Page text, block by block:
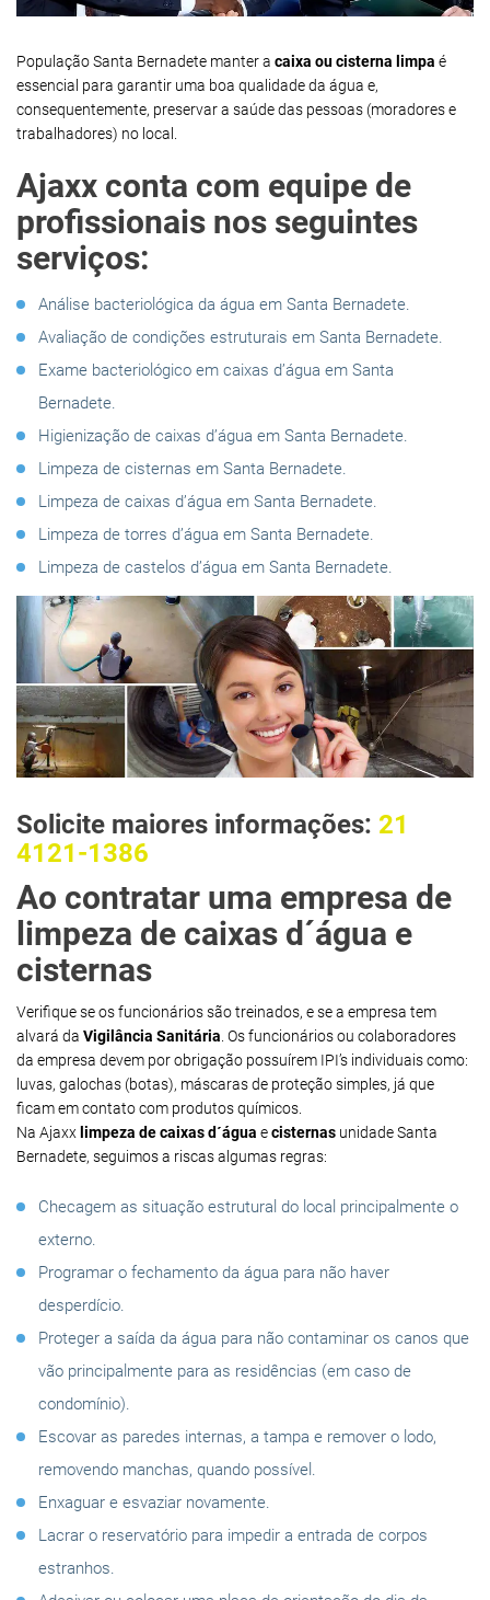
População Santa Bernadete manter a caixa ou cisterna limpa é
essencial para garantir uma boa qualidade da água e,
consequentemente, preservar a saúde das pessoas (moradores e
trabalhadores) no local.
Ajaxx conta com equipe de
profissionais nos seguintes
serviços:
Análise bacteriológica da água em Santa Bernadete.
Avaliação de condições estruturais em Santa Bernadete.
Exame bacteriológico em caixas d’água em Santa
Bernadete.
Higienização de caixas d’água em Santa Bernadete.
Limpeza de cisternas em Santa Bernadete.
Limpeza de caixas d’água em Santa Bernadete.
Limpeza de torres d’água em Santa Bernadete.
Limpeza de castelos d’água em Santa Bernadete.
Solicite maiores informações: 21
4121-1386
Ao contratar uma empresa de
limpeza de caixas d´água e
cisternas
Verifique se os funcionários são treinados, e se a empresa tem
alvará da Vigilância Sanitária . Os funcionários ou colaboradores
da empresa devem por obrigação possuírem IPI’s individuais como:
luvas, galochas (botas), máscaras de proteção simples, já que
ficam em contato com produtos químicos.
Na Ajaxx limpeza de caixas d´água ecisternas unidade Santa
Bernadete, seguimos a riscas algumas regras:
Checagem as situação estrutural do local principalmente o
externo.
Programar o fechamento da água para não haver
desperdício.
Proteger a saída da água para não contaminar os canos que
vão principalmente para as residências (em caso de
condomínio).
Escovar as paredes internas, a tampa e remover o lodo,
removendo manchas, quando possível.
Enxaguar e esvaziar novamente.
Lacrar o reservatório para impedir a entrada de corpos
estranhos.